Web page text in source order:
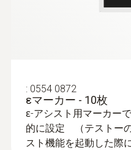
: 0554 0872
εマーカー - 10枚
ɛ-アシスト用マーカー
的に設定 （テストー
スト機能を起動した際